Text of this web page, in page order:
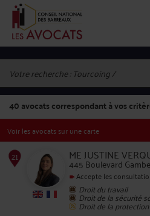
Votre recherche : Tourcoing
40avocats correspondant à vos
Voir les avocats sur une carte
ME JUSTINE
445 Boulevard
Accepte les
Droit du travail
Droit de la sécurité
Droit de la